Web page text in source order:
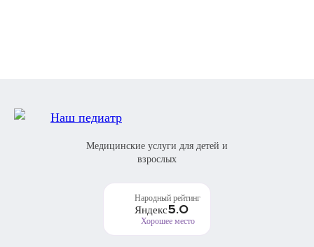
Медицинские услуги для детей и
взрослых
Народный рейтинг
Яндекс5.0
Хорошее место